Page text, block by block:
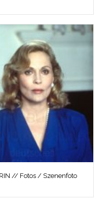
// Fotos / Szenenfoto